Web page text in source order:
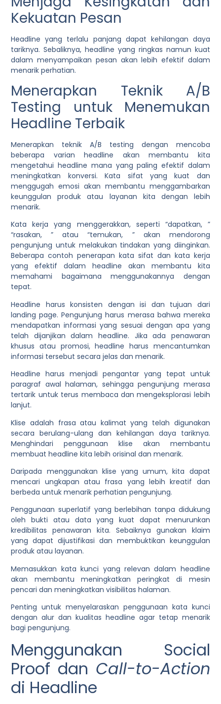
Kekuatan Pesan
Headline yang terlalu panjang dapat kehilangan daya
tariknya. Sebaliknya, headline yang ringkas namun kuat
dalam menyampaikan pesan akan lebih efektif dalam
menarik perhatian.
Menerapkan Teknik A/B
Testing untuk Menemukan
Headline Terbaik
Menerapkan teknik A/B testing dengan mencoba
beberapa varian headline akan membantu kita
mengetahui headline mana yang paling efektif dalam
meningkatkan konversi.Kata sifat yang kuat dan
menggugah emosi akan membantu menggambarkan
keunggulan produk atau layanan kita dengan lebih
menarik.
Kata kerja yang menggerakkan, seperti “dapatkan, ”
“rasakan, ” atau “temukan, ” akan mendorong
pengunjung untuk melakukan tindakan yang diinginkan.
Beberapa contoh penerapan kata sifat dan kata kerja
yang efektif dalam headline akan membantu kita
memahami bagaimana menggunakannya dengan
tepat.
Headline harus konsisten dengan isi dan tujuan dari
landing page. Pengunjung harus merasa bahwa mereka
mendapatkan informasi yang sesuai dengan apa yang
telah dijanjikan dalam headline. Jika ada penawaran
khusus atau promosi, headline harus mencantumkan
informasi tersebut secara jelas dan menarik.
Headline harus menjadi pengantar yang tepat untuk
paragraf awal halaman, sehingga pengunjung merasa
tertarik untuk terus membaca dan mengeksplorasi lebih
lanjut.
Klise adalah frasa atau kalimat yang telah digunakan
secara berulang-ulang dan kehilangan daya tariknya.
Menghindari penggunaan klise akan membantu
membuat headline kita lebih orisinal dan menarik.
Daripada menggunakan klise yang umum, kita dapat
mencari ungkapan atau frasa yang lebih kreatif dan
berbeda untuk menarik perhatian pengunjung.
Penggunaan superlatif yang berlebihan tanpa didukung
oleh bukti atau data yang kuat dapat menurunkan
kredibilitas penawaran kita. Sebaiknya gunakan klaim
yang dapat dijustifikasi dan membuktikan keunggulan
produk atau layanan.
Memasukkan kata kunci yang relevan dalam headline
akan membantu meningkatkan peringkat di mesin
pencari dan meningkatkan visibilitas halaman.
Penting untuk menyelaraskan penggunaan kata kunci
dengan alur dan kualitas headline agar tetap menarik
bagi pengunjung.
Menggunakan Social
Proof dan Call-to-Action
di Headline